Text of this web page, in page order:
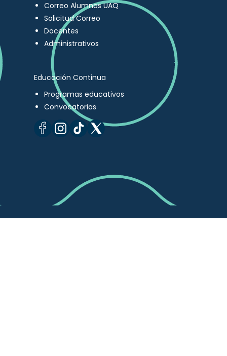
Correo Alumnos UAQ
Solicitud Correo
Docentes
Administrativos
Educación Continua
Programas educativos
Convocatorias